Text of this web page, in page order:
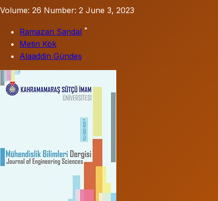
Volume: 26 Number: 2 June 3, 2023
Ramazan Sandal *
Metin Kök
Alaaddin Gündeş